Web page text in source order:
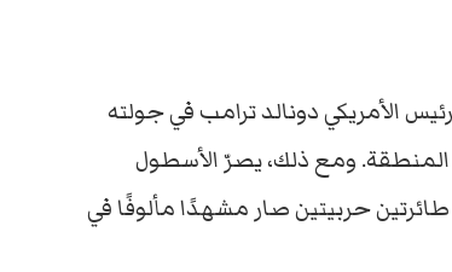
الأمريكي دونالد ترامب في جولته
المنطقة. ومع ذلك، يصرّ الأسطول
حربيتين صار مشهدًا مألوفًا في